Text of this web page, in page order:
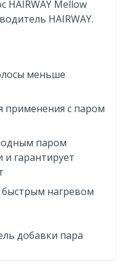
HAIRWAY Mellow
HAIRWAY.
меньше
с паром
паром
и гарантирует
нагревом
добавки пара